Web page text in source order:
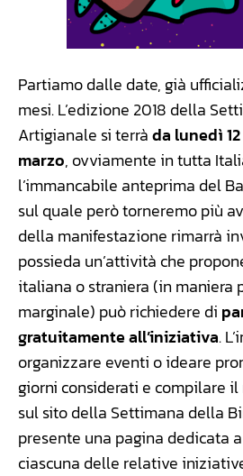
Partiamo dalle date, già
mesi. L’edizione 2018 della
Artigianale si terràda lunedì
marzo, ovviamente in tutta
l’immancabile anteprima del
sul quale però torneremo più
della manifestazione rimarrà
possieda un’attività che
italiana o straniera (in maniera
marginale) può richiedere di
gratuitamente all’iniziativa.
organizzare eventi o ideare
giorni considerati e compilare
sul sito della Settimana della
presente una pagina dedicata
ciascuna delle relative